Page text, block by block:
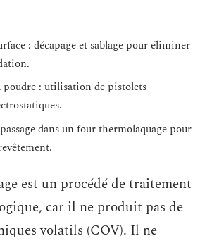
: décapage et sablage pour éliminer
: utilisation de pistolets
dans un four thermolaquage pour
est un procédé de traitement
car il ne produit pas de
volatils (COV). Il ne